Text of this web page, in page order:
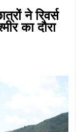
ने रिवर्स
का दौरा